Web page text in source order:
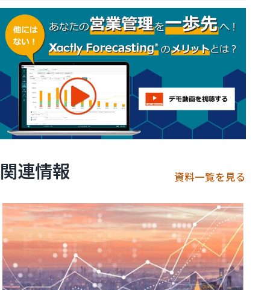
関連情報 資料一覧を見る